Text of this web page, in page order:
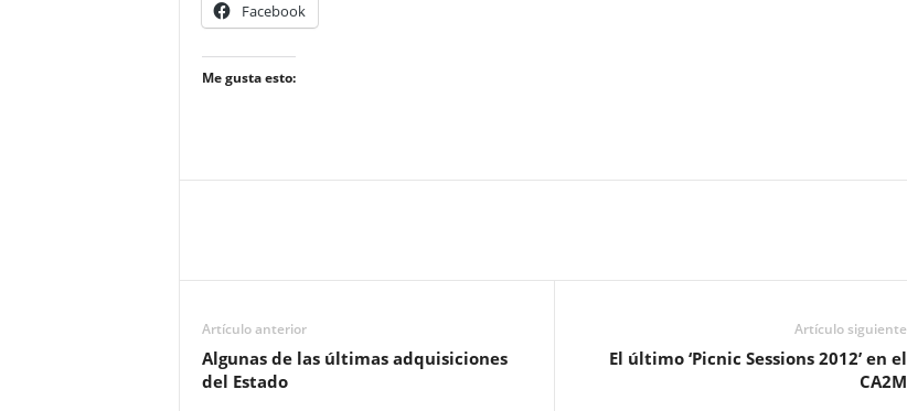
Facebook
Me gusta esto:
Artículo anterior
Algunas de las últimas adquisiciones
del Estado
Artículo siguiente
El último ‘Picnic Sessions 2012’ en el
CA2M